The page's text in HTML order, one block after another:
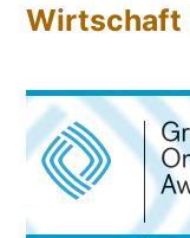
Wirtschaft